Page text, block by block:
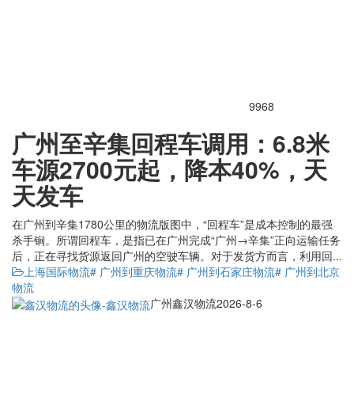
9968
广州至辛集回程车调用：6.8米
车源2700元起，降本40%，天
天发车
在广州到辛集1780公里的物流版图中，“回程车”是成本控制的最强
杀手锏。所谓回程车，是指已在广州完成“广州→辛集”正向运输任务
后，正在寻找货源返回广州的空驶车辆。对于发货方而言，利用回...
上海国际物流# 广州到重庆物流# 广州到石家庄物流# 广州到北京
物流
广州鑫汉物流2026-8-6